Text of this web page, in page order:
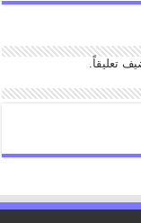
تعليقاً.